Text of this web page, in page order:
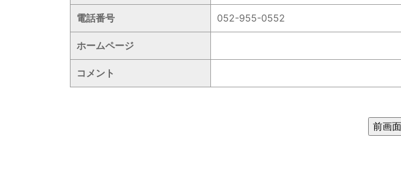
電話番号 052-955-0552
ホームページ
コメント